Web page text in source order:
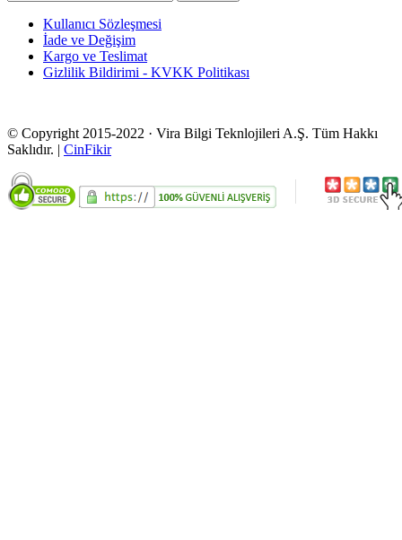
Kullanıcı Sözleşmesi
İade ve Değişim
Kargo ve Teslimat
Gizlilik Bildirimi - KVKK Politikası
© Copyright 2015-2022 · Vira Bilgi Teknlojileri A.Ş. Tüm Hakkı
Saklıdır. | CinFikir